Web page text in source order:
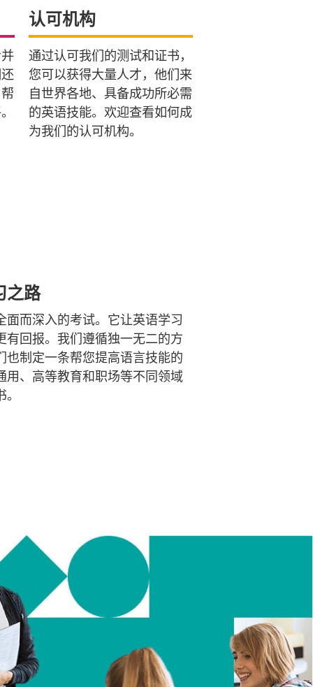
认可机构
通过认可我们的测试和证书，
您可以获得大量人才，他们来
自世界各地、具备成功所必需
的英语技能。欢迎查看如何成
为我们的认可机构。
之路
面而深入的考试。它让英语学习
有回报。我们遵循独一无二的方
也制定一条帮您提高语言技能的
用、高等教育和职场等不同领域